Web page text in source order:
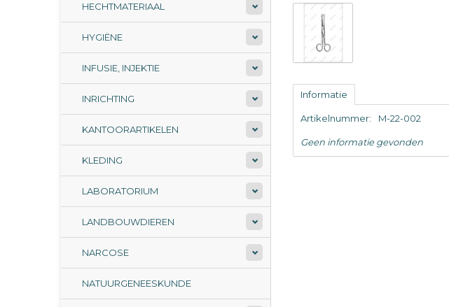
HECHTMATERIAAL
HYGIËNE
INFUSIE, INJEKTIE
INRICHTING
KANTOORARTIKELEN
KLEDING
LABORATORIUM
LANDBOUWDIEREN
NARCOSE
NATUURGENEESKUNDE
Informatie
Artikelnummer: M-22-002
Geen informatie gevonden